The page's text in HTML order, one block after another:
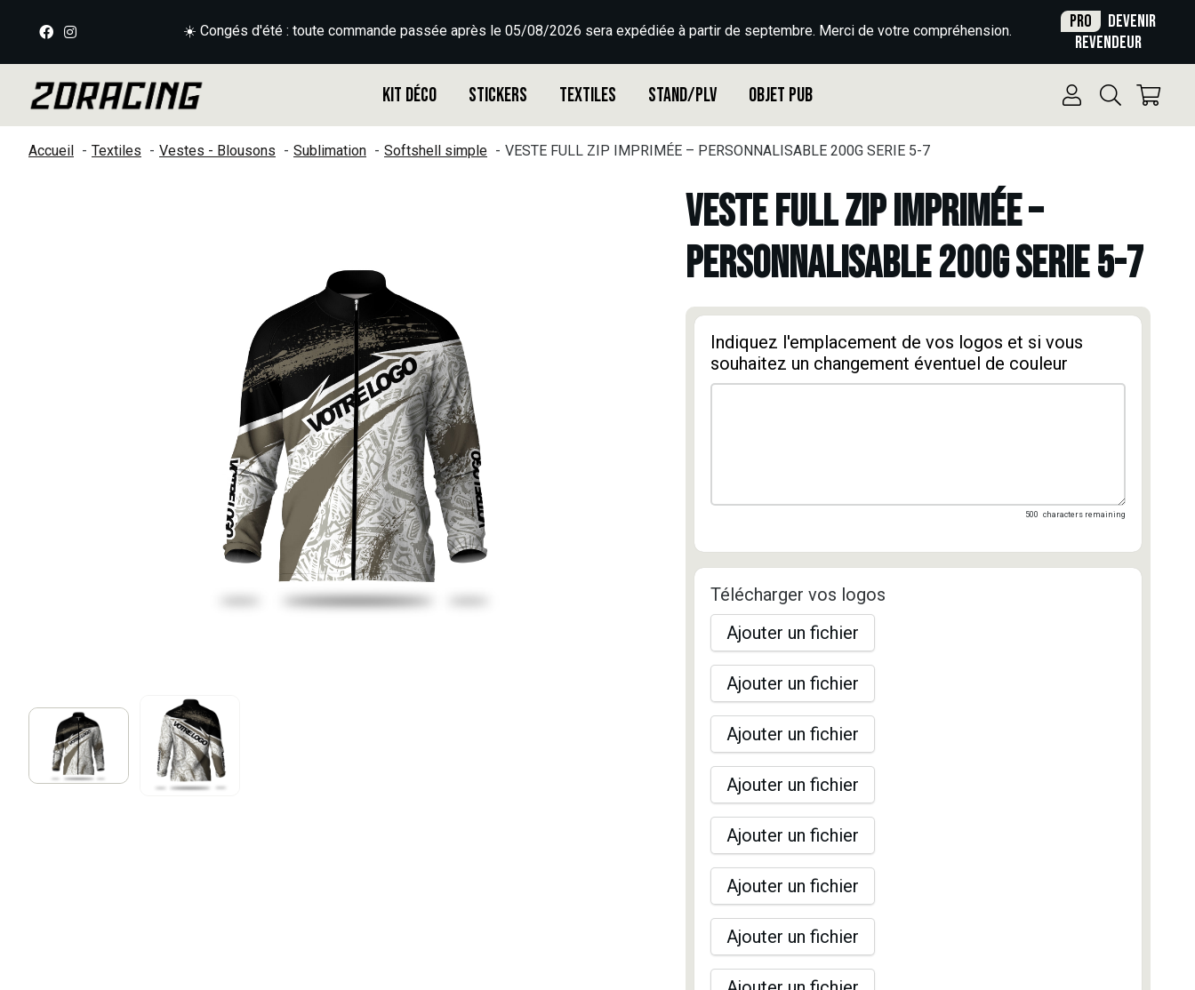
☀️ Congés d'été : toute commande passée après le 05/08/2026 sera expédiée à partir de septembre. Merci de votre compréhension. Pro
Devenir
revendeur
Kit déco Stickers Textiles Stand/PLV Objet Pub
Accueil Textiles Vestes - Blousons Sublimation Softshell simple VESTE FULL ZIP IMPRIMÉE – PERSONNALISABLE 200G SERIE 5-7
VESTE FULL ZIP IMPRIMÉE –
PERSONNALISABLE 200G SERIE 5-7
Indiquez l'emplacement de vos logos et si vous
souhaitez un changement éventuel de couleur
500 characters remaining
Télécharger vos logos
Ajouter un fichier
Ajouter un fichier
Ajouter un fichier
Ajouter un fichier
Ajouter un fichier
Ajouter un fichier
Ajouter un fichier